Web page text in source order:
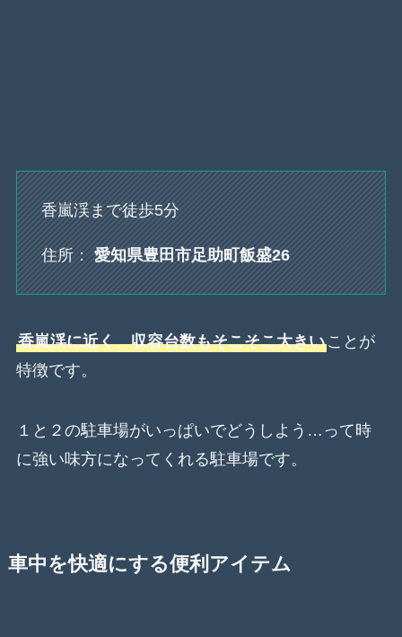
香嵐渓まで徒歩5分
住所： 愛知県豊田市足助町飯盛26
香嵐渓に近く、収容台数もそこそこ大きいことが
特徴です。
１と２の駐車場がいっぱいでどうしよう…って時
に強い味方になってくれる駐車場です。
車中を快適にする便利アイテム